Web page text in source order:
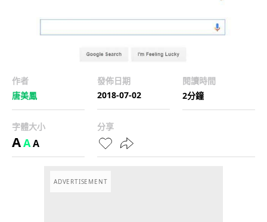
作者
唐美鳳
發佈日期
2018-07-02
閱讀時間
2分鐘
字體大小
AAA
分享
ADVERTISEMENT